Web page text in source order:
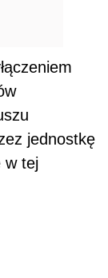
jednostkę
w tej